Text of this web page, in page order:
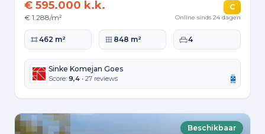
€ 595.000 k.k.
€ 1.288/m²
C
Online sinds 24 dagen
Woonoppervlakte
462 m² Perceeloppervlakte
848 m² Slaapkamers
4
Sinke Komejan Goes
Score: 9,4 • 27 reviews
Beschikbaar